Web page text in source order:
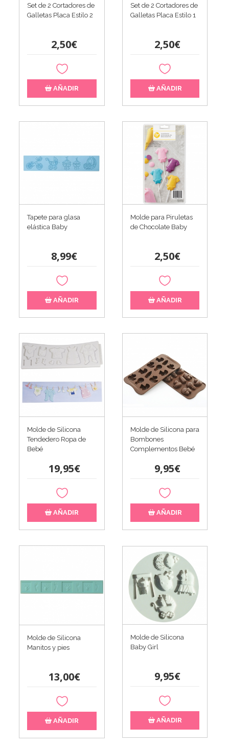
Set de 2 Cortadores de
Galletas Placa Estilo 2
2,50€
AÑADIR
Set de 2 Cortadores de
Galletas Placa Estilo 1
2,50€
AÑADIR
Tapete para glasa
elástica Baby
8,99€
AÑADIR
Molde para Piruletas
de Chocolate Baby
2,50€
AÑADIR
Molde de Silicona
Tendedero Ropa de
Bebé
19,95€
AÑADIR
Molde de Silicona para
Bombones
Complementos Bebé
9,95€
AÑADIR
Molde de Silicona
Manitos y pies
13,00€
AÑADIR
Molde de Silicona
Baby Girl
9,95€
AÑADIR